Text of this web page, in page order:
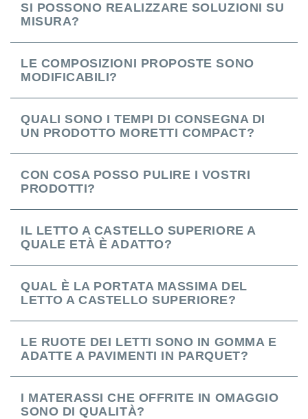
SI POSSONO REALIZZARE SOLUZIONI SU
MISURA?
LE COMPOSIZIONI PROPOSTE SONO
MODIFICABILI?
QUALI SONO I TEMPI DI CONSEGNA DI
UN PRODOTTO MORETTI COMPACT?
CON COSA POSSO PULIRE I VOSTRI
PRODOTTI?
IL LETTO A CASTELLO SUPERIORE A
QUALE ETÀ È ADATTO?
QUAL È LA PORTATA MASSIMA DEL
LETTO A CASTELLO SUPERIORE?
LE RUOTE DEI LETTI SONO IN GOMMA E
ADATTE A PAVIMENTI IN PARQUET?
I MATERASSI CHE OFFRITE IN OMAGGIO
SONO DI QUALITÀ?